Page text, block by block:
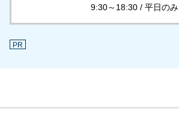
9:30～18:30 / 平日のみ
PR